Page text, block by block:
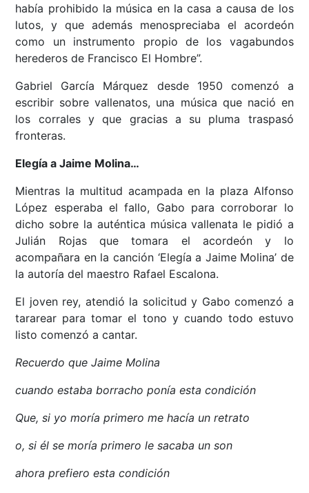
había prohibido la música en la casa a causa de los
lutos, y que además menospreciaba el acordeón
como un instrumento propio de los vagabundos
herederos de Francisco El Hombre”.
Gabriel García Márquez desde 1950 comenzó a
escribir sobre vallenatos, una música que nació en
los corrales y que gracias a su pluma traspasó
fronteras.
Elegía a Jaime Molina…
Mientras la multitud acampada en la plaza Alfonso
López esperaba el fallo, Gabo para corroborar lo
dicho sobre la auténtica música vallenata le pidió a
Julián Rojas que tomara el acordeón y lo
acompañara en la canción ‘Elegía a Jaime Molina’ de
la autoría del maestro Rafael Escalona.
El joven rey, atendió la solicitud y Gabo comenzó a
tararear para tomar el tono y cuando todo estuvo
listo comenzó a cantar.
Recuerdo que Jaime Molina
cuando estaba borracho ponía esta condición
Que, si yo moría primero me hacía un retrato
o, si él se moría primero le sacaba un son
ahora prefiero esta condición